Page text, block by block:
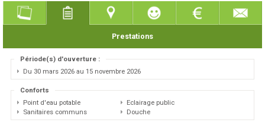
Prestations
Période(s) d'ouverture :
Du 30 mars 2026 au 15 novembre 2026
Conforts
Point d'eau potable
Eclairage public
Sanitaires communs
Douche